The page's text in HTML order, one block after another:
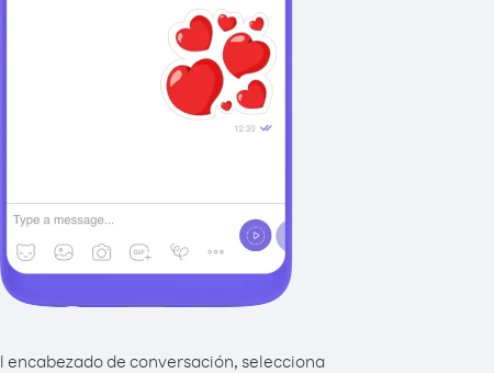
encabezado de conversación, selecciona